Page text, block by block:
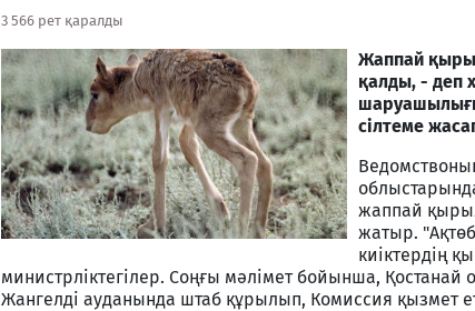
3 566 рет қаралды
Жаппай
қалды, - деп
шаруашылығы
сілтеме
жаппай
жатыр.
киіктердің
министрліктегілер. Соңғы мәлімет бойынша,
Жангелді ауданында штаб құрылып, Комиссия қызмет